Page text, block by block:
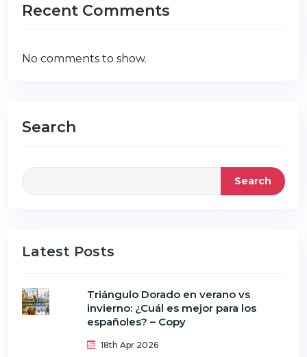
Recent Comments
No comments to show.
Search
Search
Latest Posts
Triángulo Dorado en verano vs
invierno: ¿Cuál es mejor para los
españoles? – Copy
18th Apr 2026